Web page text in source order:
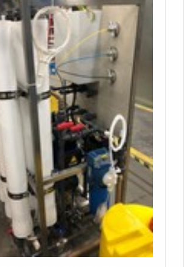
para os parceiros uma
Tecnologia de ponta; Escritório de
onde são realizadas as atividades;
para atender todas as
para oferecer floculantes para
água com precisão. Ainda tratando-
para tratamento de água, é
uma empresa que tenha produtos
ótima qualidade e assertividade,
que são deixados de lado por
que não focam na fidelização do
razão que a Acquaplant é segura
do segmento de serviços de
análises de água, solo e resíduos. O
sempre a melhor opção para o
time dispõe de trabalhadores
esperam seu contato para melhor
INFORMAÇÕES SOBRE A